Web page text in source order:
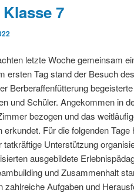
7
letzte Woche gemeinsam
ersten Tag stand der Besuch
Berberaffenfütterung
und Schüler. Angekommen in
bezogen und das
Für die folgenden Tage
tatkräftige Unterstützung
ausgebildete
und Zusammenhalt
zahlreiche Aufgaben und